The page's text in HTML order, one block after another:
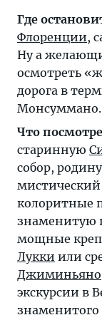
Где
Флоренции,
Ну а
осмотреть
дорога в
Монсуммано.
Что
старинную
собор,
мистический
колоритные
знаменитую
мощные
Лукки или
Джиминьяно
экскурсии в
знаменитого